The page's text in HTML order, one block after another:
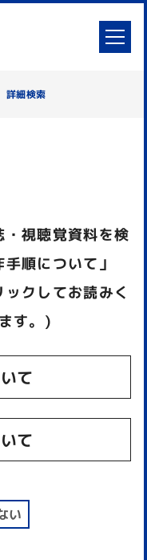
詳細検索
視聴覚資料を検
順について」
クしてお読みく
す。)
て
て
い